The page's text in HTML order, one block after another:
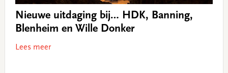
Nieuwe uitdaging bij… HDK, Banning,
Blenheim en Wille Donker
Lees meer